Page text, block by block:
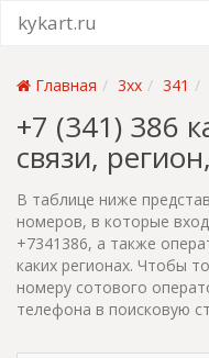
kykart.ru
Главная 3xx 341
+7 (341) 386
связи,
В таблице ниже
номеров, в которые
+7341386, а также
каких регионах. Чтобы
номеру сотового
телефона в поисковую